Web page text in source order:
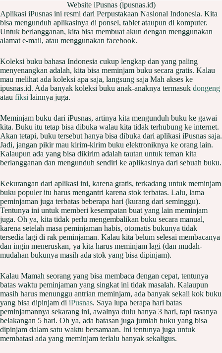
Website iPusnas (ipusnas.id)
Aplikasi iPusnas ini resmi dari Perpustakaan Nasional Indonesia. Kita
bisa mengunduh aplikasinya di ponsel, tablet ataupun di komputer.
Untuk berlangganan, kita bisa membuat akun dengan menggunakan
alamat e-mail, atau menggunakan facebook.
Koleksi buku bahasa Indonesia cukup lengkap dan yang paling
menyenangkan adalah, kita bisa meminjam buku secara gratis. Kalau
mau melihat ada koleksi apa saja, langsung saja Mah akses ke
ipusnas.id. Ada banyak koleksi buku anak-anaknya termasuk dongeng
atau fiksi lainnya juga.
Meminjam buku dari iPusnas, artinya kita mengunduh buku ke gawai
kita. Buku itu tetap bisa dibuka walau kita tidak terhubung ke internet.
Akan tetapi, buku tersebut hanya bisa dibuka dari aplikasi iPusnas saja.
Jadi, jangan pikir mau kirim-kirim buku elektroniknya ke orang lain.
Kalaupun ada yang bisa dikirim adalah tautan untuk teman kita
berlangganan dan mengunduh sendiri ke aplikasinya dari sebuah buku.
Kekurangan dari aplikasi ini, karena gratis, terkadang untuk meminjam
buku populer itu harus mengantri karena stok terbatas. Lalu, lama
peminjaman juga terbatas beberapa hari (kurang dari seminggu).
Tentunya ini untuk memberi kesempatan buat yang lain meminjam
juga. Oh ya, kita tidak perlu mengembalikan buku secara manual,
karena setelah masa peminjaman habis, otomatis bukunya tidak
tersedia lagi di rak peminjaman. Kalau kita belum selesai membacanya
dan ingin meneruskan, ya kita harus meminjam lagi (dan mudah-
mudahan bukunya masih ada stok yang bisa dipinjam).
Kalau Mamah seorang yang bisa membaca dengan cepat, tentunya
batas waktu peminjaman yang singkat ini tidak masalah. Kalaupun
masih harus menunggu antrian meminjam, ada banyak sekali kok buku
yang bisa dipinjam di iPusnas. Saya lupa berapa hari batas
peminjamannya sekarang ini, awalnya dulu hanya 3 hari, tapi rasanya
belakangan 5 hari. Oh ya, ada batasan juga jumlah buku yang bisa
dipinjam dalam satu waktu bersamaan. Ini tentunya juga untuk
membatasi ada yang meminjam terlalu banyak sekaligus.